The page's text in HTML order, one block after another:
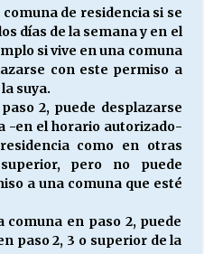
de residencia si se
días de la semana y en el
si vive en una comuna
con este permiso a
suya.
2, puede desplazarse
-en el horario autorizado-
como en otras
pero no puede
a una comuna que esté
comuna en paso 2, puede
paso 2, 3 o superior de la